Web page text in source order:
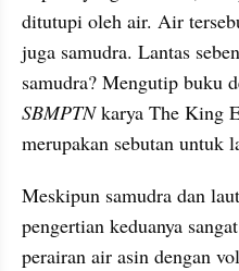
ditutupi oleh air. Air
juga samudra. Lantas
samudra? Mengutip buku
SBMPTN karya The King
merupakan sebutan untuk
Meskipun samudra dan
pengertian keduanya
perairan air asin dengan